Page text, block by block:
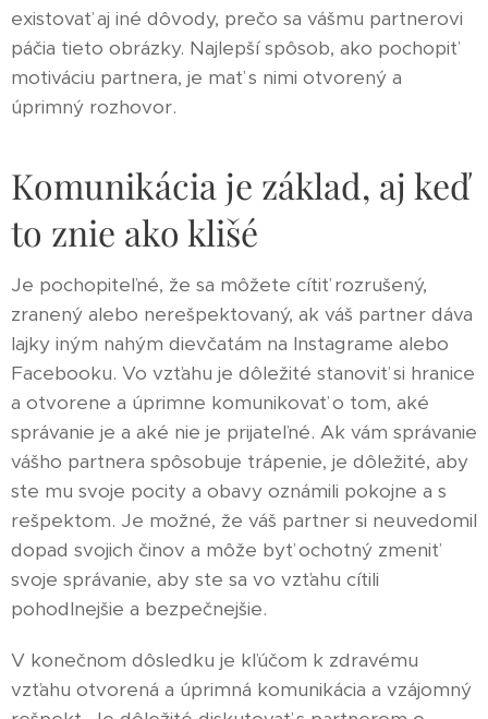
existovať aj iné dôvody, prečo sa vášmu partnerovi
páčia tieto obrázky. Najlepší spôsob, ako pochopiť
motiváciu partnera, je mať s nimi otvorený a
úprimný rozhovor.
Komunikácia je základ, aj keď
to znie ako klišé
Je pochopiteľné, že sa môžete cítiť rozrušený,
zranený alebo nerešpektovaný, ak váš partner dáva
lajky iným nahým dievčatám na Instagrame alebo
Facebooku. Vo vzťahu je dôležité stanoviť si hranice
a otvorene a úprimne komunikovať o tom, aké
správanie je a aké nie je prijateľné. Ak vám správanie
vášho partnera spôsobuje trápenie, je dôležité, aby
ste mu svoje pocity a obavy oznámili pokojne a s
rešpektom. Je možné, že váš partner si neuvedomil
dopad svojich činov a môže byť ochotný zmeniť
svoje správanie, aby ste sa vo vzťahu cítili
pohodlnejšie a bezpečnejšie.
V konečnom dôsledku je kľúčom k zdravému
vzťahu otvorená a úprimná komunikácia a vzájomný